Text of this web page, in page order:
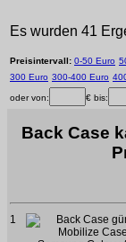
Es wurden 41
Preisintervall: 0-50 Euro
300 Euro 300-400 Euro
oder von: € bis:
Back Case
1